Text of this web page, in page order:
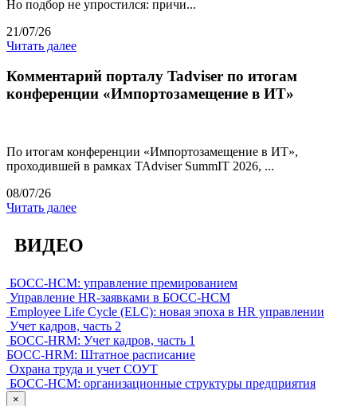
Но подбор не упростился: причи...
21/07/26
Читать далее
Комментарий порталу Tadviser по итогам
конференции «Импортозамещение в ИТ»
По итогам конференции «Импортозамещение в ИТ»,
проходившей в рамках TAdviser SummIT 2026, ...
08/07/26
Читать далее
ВИДЕО
БОСС-HCM: управление премированием
Управление HR-заявками в БОСС-HCM
Employee Life Cycle (ELC): новая эпоха в HR управлении
Учет кадров, часть 2
БОСС-HRM: Учет кадров, часть 1
БОСС-HRM: Штатное расписание
Охрана труда и учет СОУТ
БОСС-HCM: организационные структуры предприятия
×